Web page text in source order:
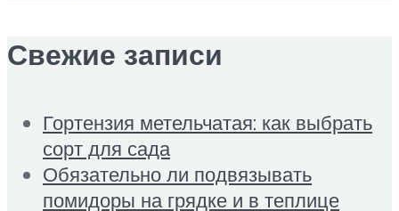
Свежие записи
Гортензия метельчатая: как выбрать
сорт для сада
Обязательно ли подвязывать
помидоры на грядке и в теплице